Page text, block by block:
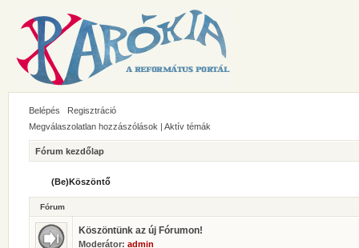
Belépés
Regisztráció
Megválaszolatlan hozzászólások | Aktív témák
Fórum kezdőlap
(Be)Köszöntő
Fórum
Köszöntünk az új Fórumon!
Moderátor: admin